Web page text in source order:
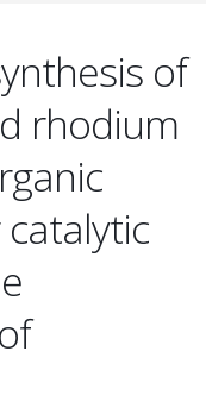
of
rhodium